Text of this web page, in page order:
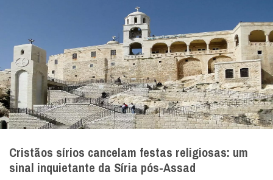
Cristãos sírios cancelam festas religiosas: um
sinal inquietante da Síria pós-Assad